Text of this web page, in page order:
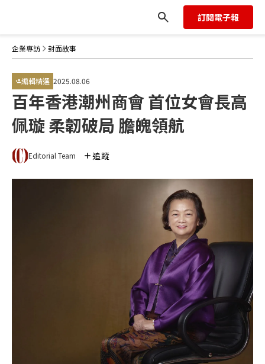
訂閱電子報
企業專訪 封面故事
編輯精選 2025.08.06
百年香港潮州商會 首位女會長高
佩璇 柔韌破局 膽魄領航
Editorial Team 追蹤